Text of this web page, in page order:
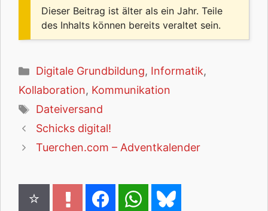
Dieser Beitrag ist älter als ein Jahr. Teile
des Inhalts können bereits veraltet sein.
Kategorien
Digitale Grundbildung, Informatik,
Kollaboration, Kommunikation
Schlagwörter
Dateiversand
Schicks digital!
Tuerchen.com – Adventkalender